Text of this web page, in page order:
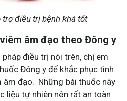
trợ điều trị bệnh khá tốt
âm đạo theo Đông y
điều trị nói trên, chị em
Đông y để khắc phục tình
âm đạo. Những bài thuốc này
liệu tự nhiên nên rất an toàn